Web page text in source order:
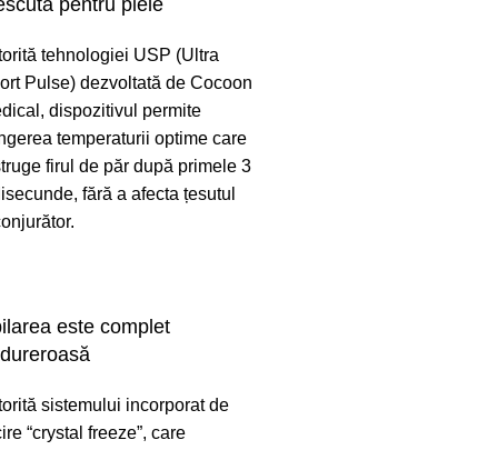
pentru piele
tehnologiei USP (Ultra
Pulse) dezvoltată de Cocoon
dispozitivul permite
temperaturii optime care
firul de păr după primele 3
fără a afecta țesutul
este complet
sistemului incorporat de
“crystal freeze”, care